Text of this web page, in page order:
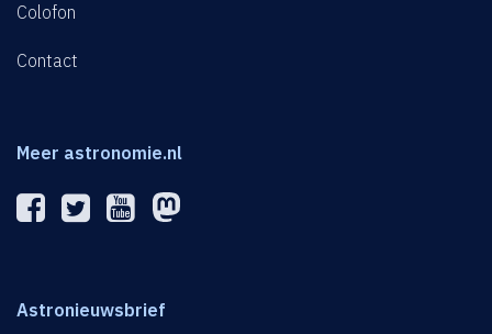
Colofon
Contact
Meer astronomie.nl
Astronieuwsbrief